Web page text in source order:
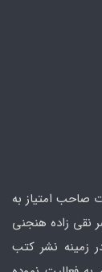
در سال 1378 با مشخصات صاحب امتیاز به
نقی زاده هنجنی
زمینه نشر کتب